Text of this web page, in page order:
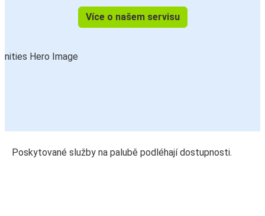
Více o našem servisu
Poskytované služby na palubě podléhají dostupnosti.